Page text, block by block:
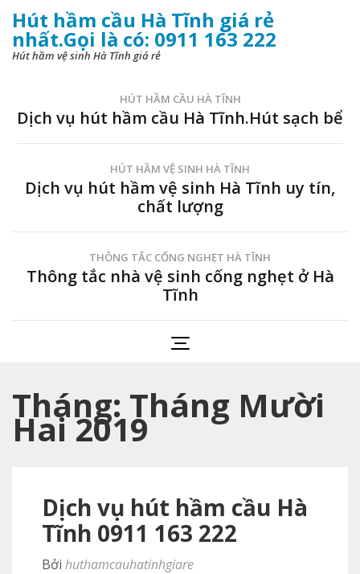
Hút hầm cầu Hà Tĩnh giá rẻ
nhất.Gọi là có: 0911 163 222
Hút hầm vệ sinh Hà Tĩnh giá rẻ
HÚT HẦM CẦU HÀ TĨNH
Dịch vụ hút hầm cầu Hà Tĩnh.Hút sạch bể
HÚT HẦM VỆ SINH HÀ TĨNH
Dịch vụ hút hầm vệ sinh Hà Tĩnh uy tín,
chất lượng
THÔNG TẮC CỐNG NGHẸT HÀ TĨNH
Thông tắc nhà vệ sinh cống nghẹt ở Hà
Tĩnh
Tháng: Tháng Mười
Hai 2019
Dịch vụ hút hầm cầu Hà
Tĩnh 0911 163 222
Bởi huthamcauhatinhgiare